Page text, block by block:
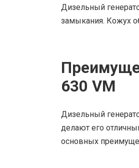
Дизельный
замыкания. Кожух
630 VM
Дизельный
делают его
основных